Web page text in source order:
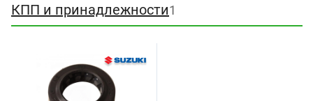
КПП и принадлежности1